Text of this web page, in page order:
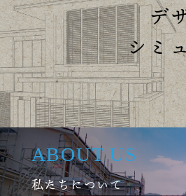
デ
シミ
ABOUT US
私たちについて